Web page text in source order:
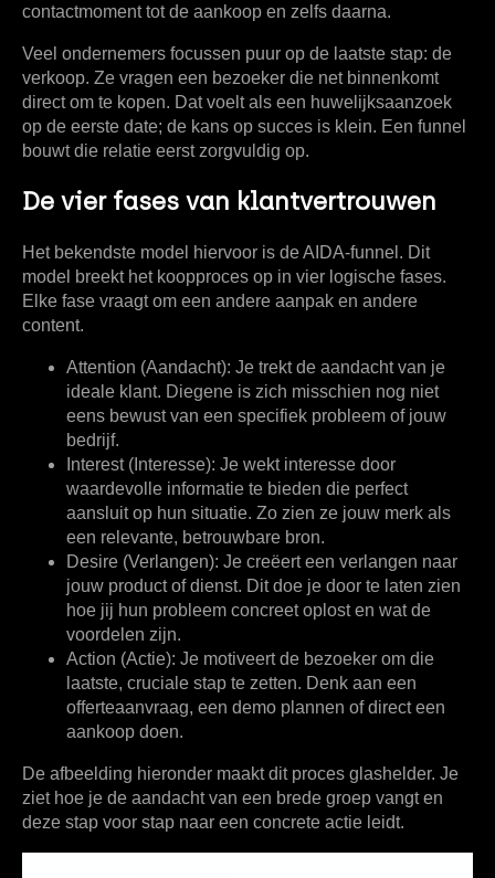
contactmoment tot de aankoop en zelfs daarna.
Veel ondernemers focussen puur op de laatste stap: de
verkoop. Ze vragen een bezoeker die net binnenkomt
direct om te kopen. Dat voelt als een huwelijksaanzoek
op de eerste date; de kans op succes is klein. Een funnel
bouwt die relatie eerst zorgvuldig op.
De vier fases van klantvertrouwen
Het bekendste model hiervoor is de AIDA-funnel. Dit
model breekt het koopproces op in vier logische fases.
Elke fase vraagt om een andere aanpak en andere
content.
Attention (Aandacht): Je trekt de aandacht van je
ideale klant. Diegene is zich misschien nog niet
eens bewust van een specifiek probleem of jouw
bedrijf.
Interest (Interesse): Je wekt interesse door
waardevolle informatie te bieden die perfect
aansluit op hun situatie. Zo zien ze jouw merk als
een relevante, betrouwbare bron.
Desire (Verlangen): Je creëert een verlangen naar
jouw product of dienst. Dit doe je door te laten zien
hoe jij hun probleem concreet oplost en wat de
voordelen zijn.
Action (Actie): Je motiveert de bezoeker om die
laatste, cruciale stap te zetten. Denk aan een
offerteaanvraag, een demo plannen of direct een
aankoop doen.
De afbeelding hieronder maakt dit proces glashelder. Je
ziet hoe je de aandacht van een brede groep vangt en
deze stap voor stap naar een concrete actie leidt.